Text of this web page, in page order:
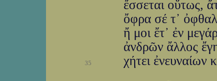
ἔσσεται οὕτως,
ὄφρα σέ τ᾽
ἤ μοι ἔτ᾽ ἐν
ἀνδρῶν ἄλλος
35
χήτει ἐνευναίων